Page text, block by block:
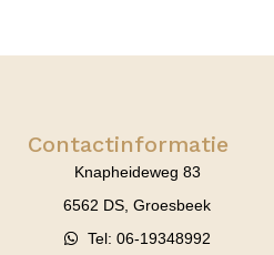
Contactinformatie
Knapheideweg 83
6562 DS, Groesbeek
Tel: 06-19348992